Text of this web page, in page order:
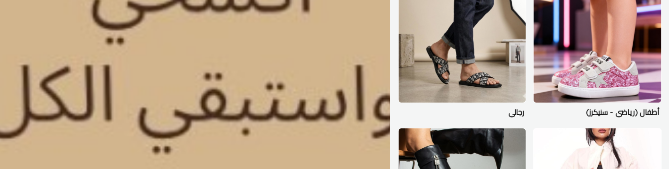
أطفال (رياضي - سنيكرز) رجالي